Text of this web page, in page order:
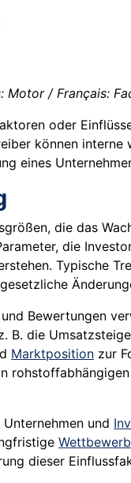
Motor / Français:
oder
können
eines
die das
die
Typische
Bewertungen
B. die
Marktposition zur
rohstoffabhängigen
und
dieser